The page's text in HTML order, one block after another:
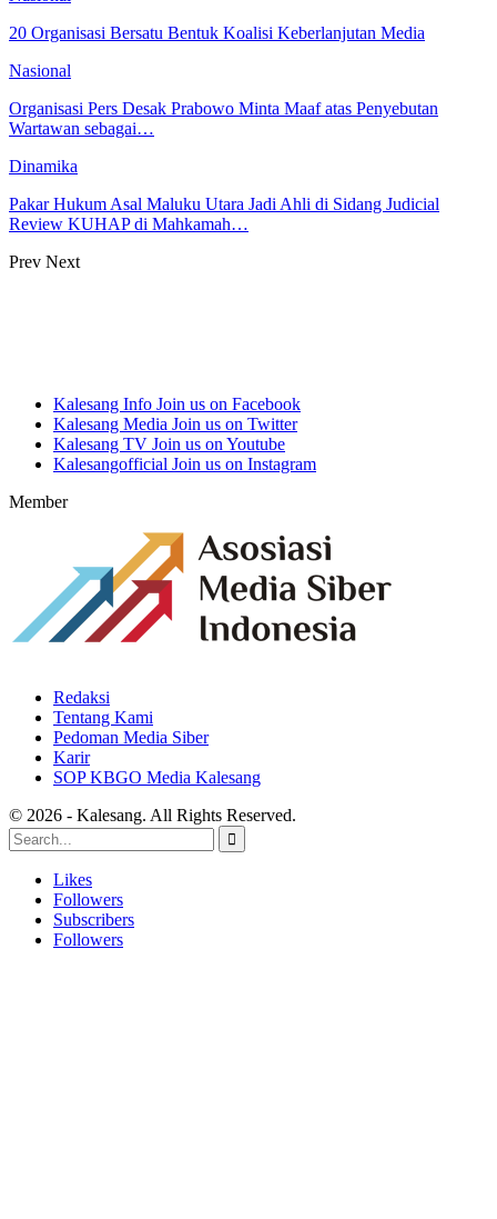
20 Organisasi Bersatu Bentuk Koalisi Keberlanjutan Media
Nasional
Organisasi Pers Desak Prabowo Minta Maaf atas Penyebutan
Wartawan sebagai…
Dinamika
Pakar Hukum Asal Maluku Utara Jadi Ahli di Sidang Judicial
Review KUHAP di Mahkamah…
Prev Next
Kalesang Info Join us on Facebook
Kalesang Media Join us on Twitter
Kalesang TV Join us on Youtube
Kalesangofficial Join us on Instagram
Member
Redaksi
Tentang Kami
Pedoman Media Siber
Karir
SOP KBGO Media Kalesang
© 2026 - Kalesang. All Rights Reserved.
Likes
Followers
Subscribers
Followers